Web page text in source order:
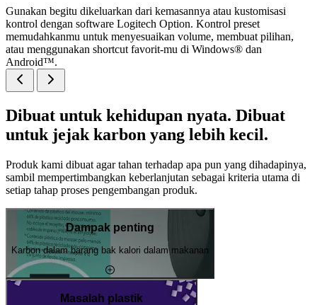
Gunakan begitu dikeluarkan dari kemasannya atau kustomisasi
kontrol dengan software Logitech Option. Kontrol preset
memudahkanmu untuk menyesuaikan volume, membuat pilihan,
atau menggunakan shortcut favorit-mu di Windows® dan
Android™.
Dibuat untuk kehidupan nyata. Dibuat
untuk jejak karbon yang lebih kecil.
Produk kami dibuat agar tahan terhadap apa pun yang dihadapinya,
sambil mempertimbangkan keberlanjutan sebagai kriteria utama di
setiap tahap proses pengembangan produk.
Dampak penting
Karbon dalam barang bak kalori dalam makanan
Masalah plastik